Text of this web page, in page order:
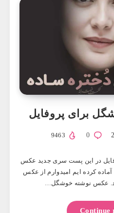
برای پروفایل
0
در این پست سری جدید عکس
کرده ایم امیدوارم از عکس
عکس نوشته خوشگل…
Continue